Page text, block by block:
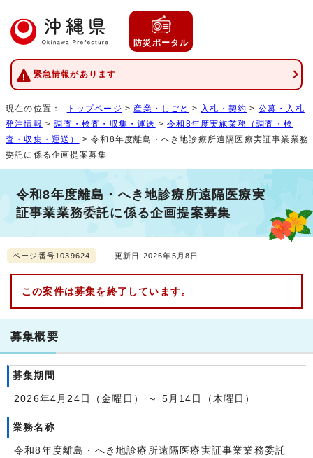
防災ポータル
緊急情報があります
現在の位置： トップページ > 産業・しごと > 入札・契約 > 公募・入札
発注情報 >調査・検査・収集・運送 >令和8年度実施業務（調査・検
査・収集・運送）
> 令和8年度離島・へき地診療所遠隔医療実証事業業務
委託に係る企画提案募集
令和8年度離島・へき地診療所遠隔医療実
証事業業務委託に係る企画提案募集
ページ番号1039624 更新日 2026年5月8日
この案件は募集を終了しています。
募集概要
募集期間
2026年4月24日（金曜日） ～ 5月14日（木曜日）
業務名称
令和8年度離島・へき地診療所遠隔医療実証事業業務委託